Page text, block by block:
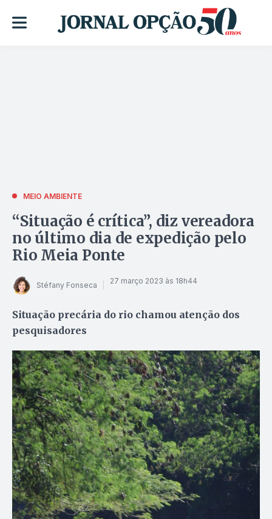
MEIO AMBIENTE
“Situação é crítica”, diz vereadora
no último dia de expedição pelo
Rio Meia Ponte
Stéfany Fonseca 27 março 2023 às 18h44
Situação precária do rio chamou atenção dos
pesquisadores